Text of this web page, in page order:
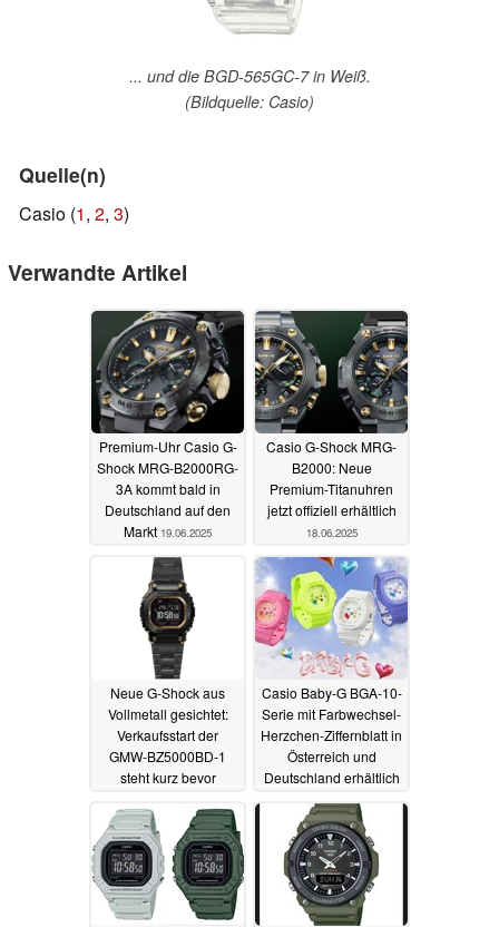
... und die BGD-565GC-7 in Weiß.
(Bildquelle: Casio)
Quelle(n)
Casio (1, 2, 3)
Verwandte Artikel
Premium-Uhr Casio G-
Shock MRG-B2000RG-
3A kommt bald in
Deutschland auf den
Markt 19.06.2025
Casio G-Shock MRG-
B2000: Neue
Premium-Titanuhren
jetzt offiziell erhältlich
18.06.2025
Neue G-Shock aus
Vollmetall gesichtet:
Verkaufsstart der
GMW-BZ5000BD-1
steht kurz bevor
Casio Baby-G BGA-10-
Serie mit Farbwechsel-
Herzchen-Ziffernblatt in
Österreich und
Deutschland erhältlich
13.06.2025